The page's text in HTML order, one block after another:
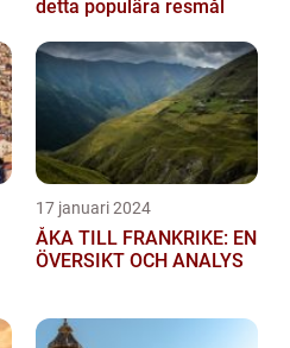
detta populära resmål
17 januari 2024
ÅKA TILL FRANKRIKE: EN
ÖVERSIKT OCH ANALYS